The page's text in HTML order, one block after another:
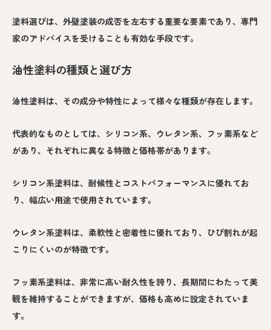
塗料選びは、外壁塗装の成否を左右する重要な要素であり、専門
家のアドバイスを受けることも有効な手段です。
油性塗料の種類と選び方
油性塗料は、その成分や特性によって様々な種類が存在します。
代表的なものとしては、シリコン系、ウレタン系、フッ素系など
があり、それぞれに異なる特徴と価格帯があります。
シリコン系塗料は、耐候性とコストパフォーマンスに優れてお
り、幅広い用途で使用されています。
ウレタン系塗料は、柔軟性と密着性に優れており、ひび割れが起
こりにくいのが特徴です。
フッ素系塗料は、非常に高い耐久性を誇り、長期間にわたって美
観を維持することができますが、価格も高めに設定されていま
す。